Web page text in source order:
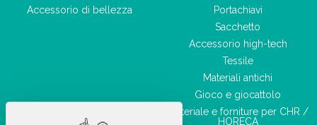
Accessorio di bellezza
Portachiavi
Sacchetto
Accessorio high-tech
Tessile
Materiali antichi
Gioco e giocattolo
Materiale e forniture per CHR /
HORECA